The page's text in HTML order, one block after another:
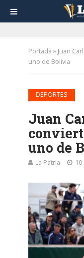
Portada » Juan
uno de Bolivia
DEPORTES
Juan
uno de
La Patria